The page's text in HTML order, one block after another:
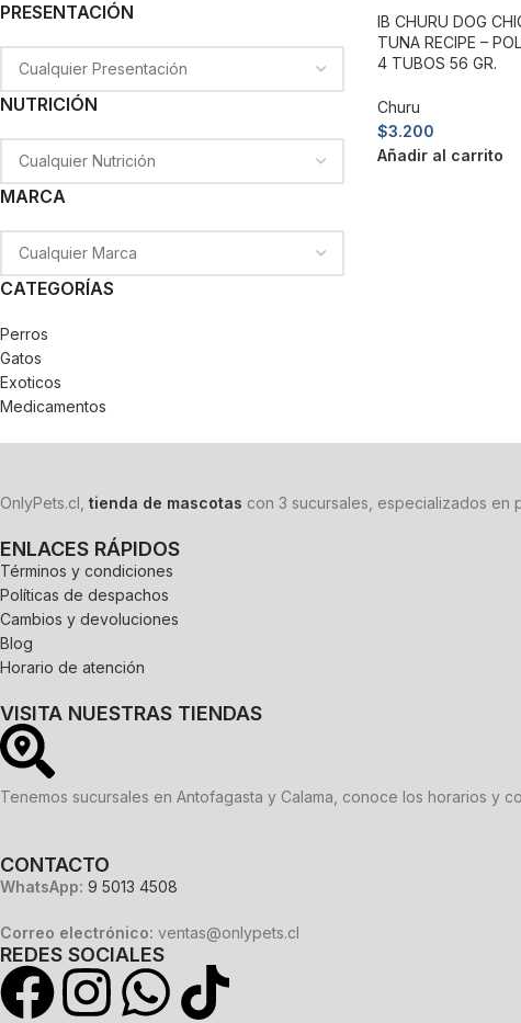
PRESENTACIÓN
NUTRICIÓN
MARCA
CATEGORÍAS
Perros
Gatos
Exoticos
Medicamentos
IB CHURU DOG
TUNA RECIPE –
4 TUBOS 56 GR.
Churu
$3.200
Añadir al carrito
OnlyPets.cl, tienda de mascotas con 3 sucursales, especializados en
ENLACES RÁPIDOS
Términos y condiciones
Políticas de despachos
Cambios y devoluciones
Blog
Horario de atención
VISITA NUESTRAS TIENDAS
Tenemos sucursales en Antofagasta y Calama, conoce los horarios y
CONTACTO
WhatsApp: 9 5013 4508
Correo electrónico: ventas@onlypets.cl
REDES SOCIALES